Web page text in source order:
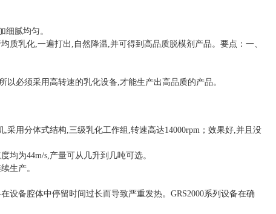
腻均匀。
质乳化,一遍打出,自然降温,并可得到高品质脱模剂产品。要点：一、
必须采用高转速的乳化设备,才能生产出高品质的产品。
用分体式结构,三级乳化工作组,转速高达14000rpm；效果好,并且没
均为44m/s,产量可从几升到几吨可选。
生产。
备腔体中停留时间过长而导致严重发热。GRS2000系列设备在确